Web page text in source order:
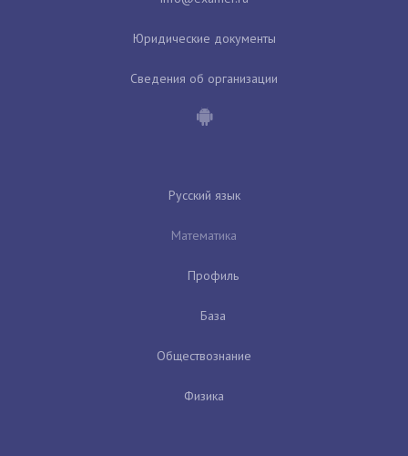
Юридические документы
Сведения об организации
Русский язык
Математика
Профиль
База
Обществознание
Физика